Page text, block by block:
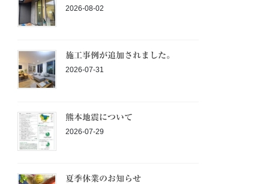
2026-08-02
施工事例が追加されました。
2026-07-31
熊本地震について
2026-07-29
夏季休業のお知らせ